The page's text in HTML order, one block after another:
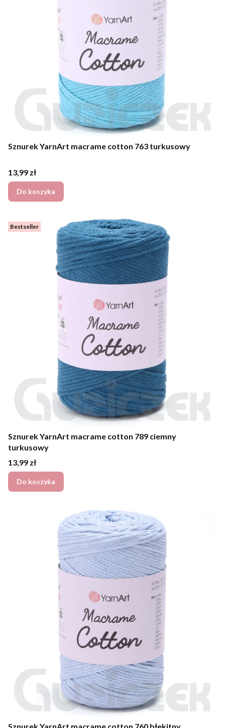
Sznurek YarnArt macrame cotton 763 turkusowy
Cena
13,99 zł
Do koszyka
Bestseller
Sznurek YarnArt macrame cotton 789 ciemny
turkusowy
Cena
13,99 zł
Do koszyka